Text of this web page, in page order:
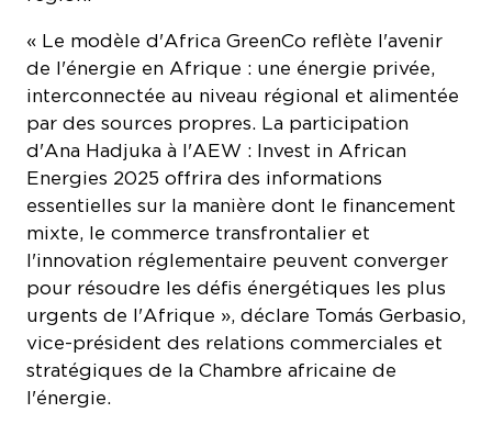
« Le modèle d'Africa GreenCo reflète l'avenir
de l'énergie en Afrique : une énergie privée,
interconnectée au niveau régional et alimentée
par des sources propres. La participation
d'Ana Hadjuka à l'AEW : Invest in African
Energies 2025 offrira des informations
essentielles sur la manière dont le financement
mixte, le commerce transfrontalier et
l'innovation réglementaire peuvent converger
pour résoudre les défis énergétiques les plus
urgents de l'Afrique », déclare Tomás Gerbasio,
vice-président des relations commerciales et
stratégiques de la Chambre africaine de
l'énergie.
COOKIE SETTINGS